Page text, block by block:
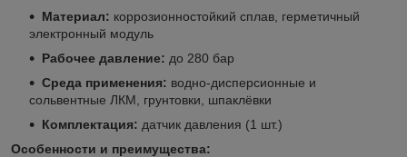
Материал: коррозионностойкий сплав, герметичный
электронный модуль
Рабочее давление: до 280 бар
Среда применения: водно-дисперсионные и
сольвентные ЛКМ, грунтовки, шпаклёвки
Комплектация: датчик давления (1 шт.)
Особенности и преимущества: